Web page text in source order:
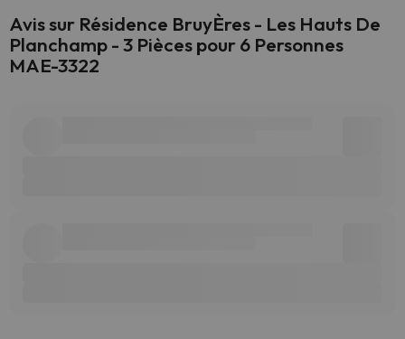
Avis sur Résidence BruyÈres - Les Hauts De
Planchamp - 3 Pièces pour 6 Personnes
MAE-3322